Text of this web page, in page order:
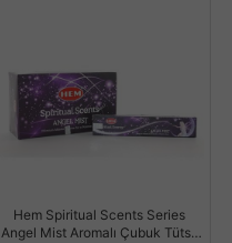
Hem Spiritual Scents Series
Angel Mist Aromalı Çubuk Tütsü